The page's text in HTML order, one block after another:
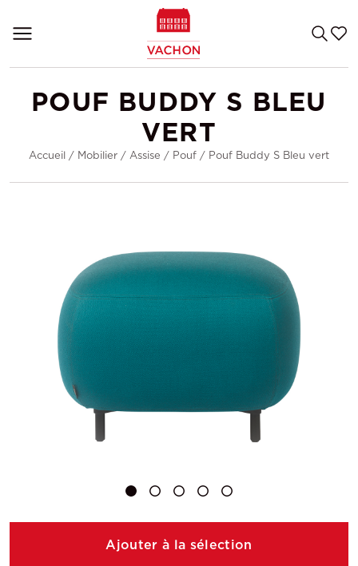
POUF BUDDY S BLEU
VERT
Accueil / Mobilier / Assise / Pouf / Pouf Buddy S Bleu vert
Ajouter à la sélection